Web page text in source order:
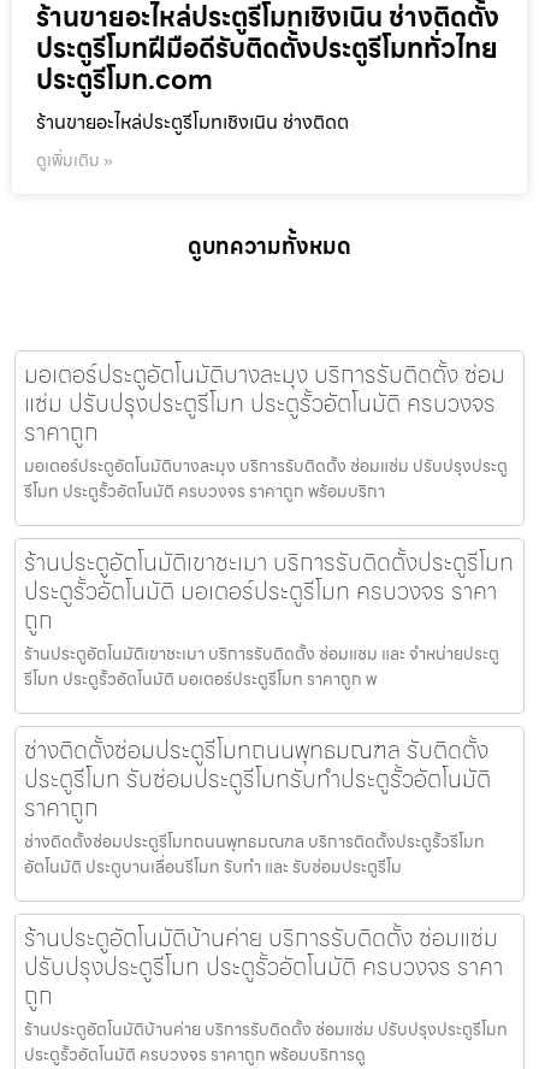
ร้านขายอะไหล่ประตูรีโมทเชิงเนิน ช่างติดตั้ง
ประตูรีโมทฝีมือดีรับติดตั้งประตูรีโมททั่วไทย
ประตูรีโมท.com
ร้านขายอะไหล่ประตูรีโมทเชิงเนิน ช่างติดต
ดูเพิ่มเติม »
ดูบทความทั้งหมด
มอเตอร์ประตูอัตโนมัติบางละมุง บริการรับติดตั้ง ซ่อม
แซ่ม ปรับปรุงประตูรีโมท ประตูรั้วอัตโนมัติ ครบวงจร
ราคาถูก
มอเตอร์ประตูอัตโนมัติบางละมุง บริการรับติดตั้ง ซ่อมแซ่ม ปรับปรุงประตู
รีโมท ประตูรั้วอัตโนมัติ ครบวงจร ราคาถูก พร้อมบริกา
ร้านประตูอัตโนมัติเขาชะเมา บริการรับติดตั้งประตูรีโมท
ประตูรั้วอัตโนมัติ มอเตอร์ประตูรีโมท ครบวงจร ราคา
ถูก
ร้านประตูอัตโนมัติเขาชะเมา บริการรับติดตั้ง ซ่อมแซม และ จำหน่ายประตู
รีโมท ประตูรั้วอัตโนมัติ มอเตอร์ประตูรีโมท ราคาถูก พ
ช่างติดตั้งซ่อมประตูรีโมทถนนพุทธมณฑล รับติดตั้ง
ประตูรีโมท รับซ่อมประตูรีโมทรับทำประตูรั้วอัตโนมัติ
ราคาถูก
ช่างติดตั้งซ่อมประตูรีโมทถนนพุทธมณฑล บริการติดตั้งประตูรั้วรีโมท
อัตโนมัติ ประตูบานเลื่อนรีโมท รับทำ และ รับซ่อมประตูรีโม
ร้านประตูอัตโนมัติบ้านค่าย บริการรับติดตั้ง ซ่อมแซ่ม
ปรับปรุงประตูรีโมท ประตูรั้วอัตโนมัติ ครบวงจร ราคา
ถูก
ร้านประตูอัตโนมัติบ้านค่าย บริการรับติดตั้ง ซ่อมแซ่ม ปรับปรุงประตูรีโมท
ประตูรั้วอัตโนมัติ ครบวงจร ราคาถูก พร้อมบริการดู